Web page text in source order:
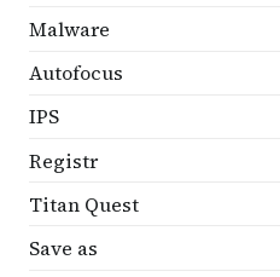
Malware
Autofocus
IPS
Registr
Titan Quest
Save as